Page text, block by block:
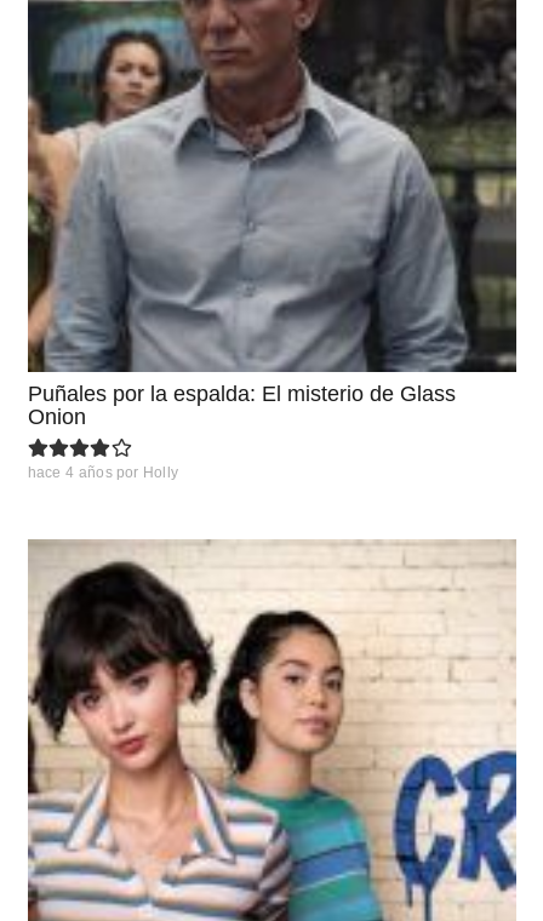
Puñales por la espalda: El misterio de Glass
Onion
hace 4 años por Holly